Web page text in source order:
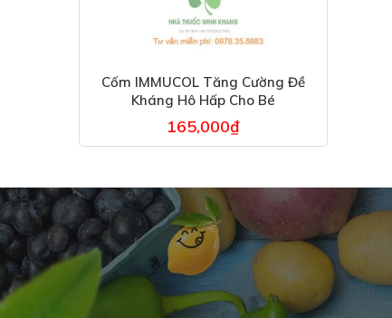
Cốm IMMUCOL Tăng Cường Đề
Kháng Hô Hấp Cho Bé
165,000₫